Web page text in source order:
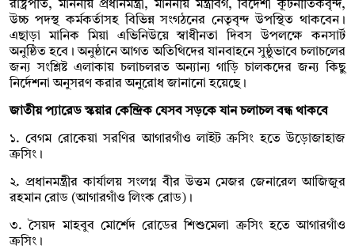
রাষ্ট্রপতি, মাননীয় প্রধানমন্ত্রী, মাননীয় মন্ত্রীবর্গ, বিদেশী কূটনীতিকবৃন্দ,
উচ্চ পদস্থ কর্মকর্তাসহ বিভিন্ন সংগঠনের নেতৃবৃন্দ উপস্থিত থাকবেন।
এছাড়া মানিক মিয়া এভিনিউয়ে স্বাধীনতা দিবস উপলক্ষে কনসার্ট
অনুষ্ঠিত হবে। অনুষ্ঠানে আগত অতিথিদের যানবাহনে সুষ্ঠুভাবে চলাচলের
জন্য সংশ্লিষ্ট এলাকায় চলাচলরত অন্যান্য গাড়ি চালকদের জন্য কিছু
নির্দেশনা অনুসরণ করার অনুরোধ জানানো হয়েছে।
জাতীয় প্যারেড স্কয়ার কেন্দ্রিক যেসব সড়কে যান চলাচল বন্ধ থাকবে
১. বেগম রোকেয়া সরণির আগারগাঁও লাইট ক্রসিং হতে উড়োজাহাজ
ক্রসিং।
২. প্রধানমন্ত্রীর কার্যালয় সংলগ্ন বীর উত্তম মেজর জেনারেল আজিজুর
রহমান রোড (আগারগাঁও লিংক রোড)।
৩. সৈয়দ মাহবুব মোর্শেদ রোডের শিশুমেলা ক্রসিং হতে আগারগাঁও
ক্রসিং।